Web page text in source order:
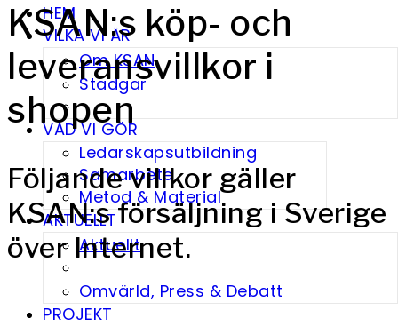
HEM
VILKA VI ÄR
Om KSAN
Stadgar
VAD VI GÖR
Ledarskapsutbildning
Samarbete
Metod & Material
AKTUELLT
Aktuellt
Omvärld, Press & Debatt
PROJEKT
KSAN:s köp- och
leveransvillkor i
shopen
Följande villkor gäller
KSAN:s försäljning i Sverige
över Internet.